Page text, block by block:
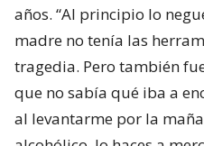
años. “Al principio lo
madre no tenía las
tragedia. Pero también
que no sabía qué iba a
al levantarme por la